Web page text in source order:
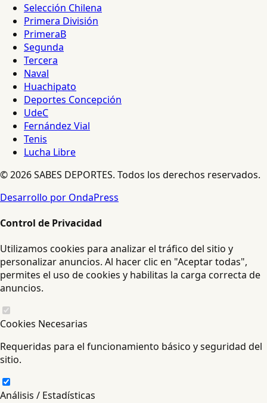
Selección Chilena
Primera División
PrimeraB
Segunda
Tercera
Naval
Huachipato
Deportes Concepción
UdeC
Fernández Vial
Tenis
Lucha Libre
© 2026 SABES DEPORTES. Todos los derechos reservados.
Desarrollo por OndaPress
Control de Privacidad
Utilizamos cookies para analizar el tráfico del sitio y
personalizar anuncios. Al hacer clic en "Aceptar todas",
permites el uso de cookies y habilitas la carga correcta de
anuncios.
Cookies Necesarias
Requeridas para el funcionamiento básico y seguridad del
sitio.
Análisis / Estadísticas